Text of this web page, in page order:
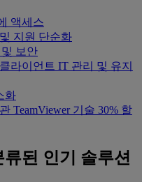
액세스
지원 단순화
보안
클라이언트 IT 관리 및 유지
화
TeamViewer 기술 30% 할
된 인기 솔루션